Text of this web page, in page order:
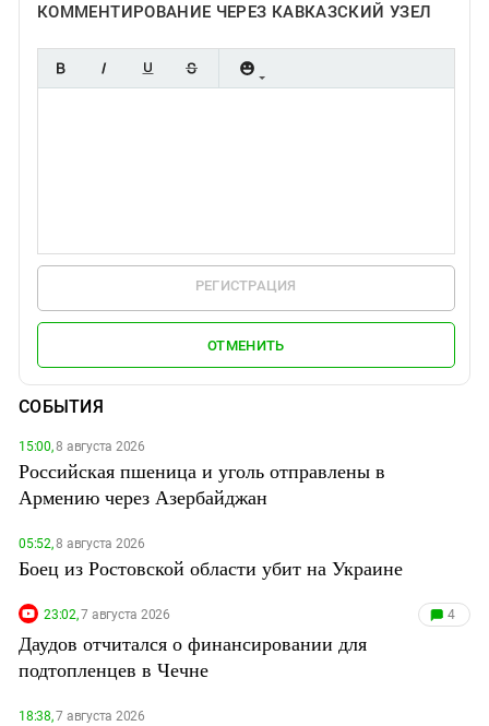
КОММЕНТИРОВАНИЕ ЧЕРЕЗ КАВКАЗСКИЙ УЗЕЛ
РЕГИСТРАЦИЯ
ОТМЕНИТЬ
СОБЫТИЯ
15:00,8 августа 2026
Российская пшеница и уголь отправлены в
Армению через Азербайджан
05:52,8 августа 2026
Боец из Ростовской области убит на Украине
23:02,7 августа 2026 4
Даудов отчитался о финансировании для
подтопленцев в Чечне
18:38,7 августа 2026